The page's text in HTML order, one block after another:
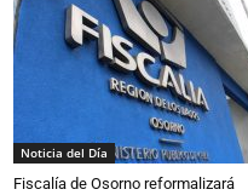
Noticia del Día
Fiscalía de Osorno reformalizará